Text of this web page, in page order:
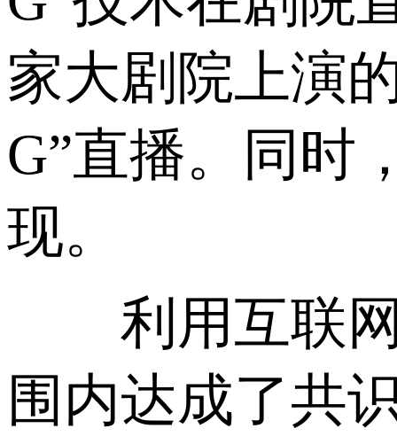
家大剧院上演
G”直播。同时
现。
利用互联网
围内达成了共